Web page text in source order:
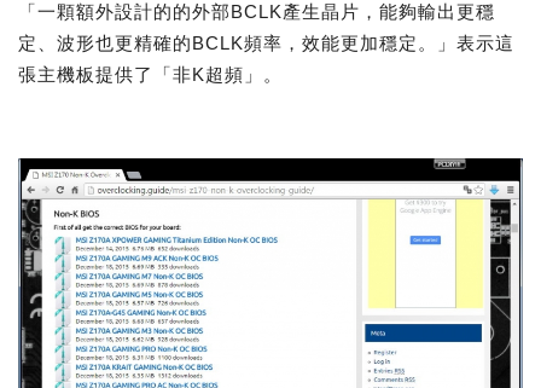
「一顆額外設計的的外部BCLK產生晶片，能夠輸出更穩
定、波形也更精確的BCLK頻率，效能更加穩定。」表示這
張主機板提供了「非K超頻」。